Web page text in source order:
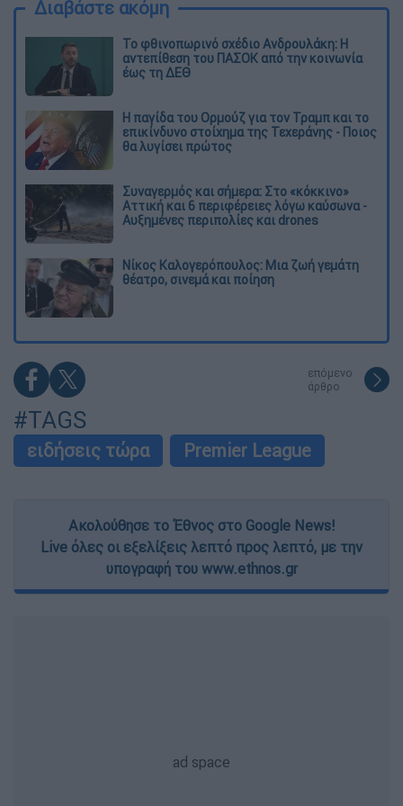
Διαβάστε ακόμη
Το φθινοπωρινό σχέδιο Ανδρουλάκη: Η
αντεπίθεση του ΠΑΣΟΚ από την κοινωνία
έως τη ΔΕΘ
Η παγίδα του Ορμούζ για τον Τραμπ και το
επικίνδυνο στοίχημα της Τεχεράνης - Ποιος
θα λυγίσει πρώτος
Συναγερμός και σήμερα: Στο «κόκκινο»
Αττική και 6 περιφέρειες λόγω καύσωνα -
Αυξημένες περιπολίες και drones
Νίκος Καλογερόπουλος: Μια ζωή γεμάτη
θέατρο, σινεμά και ποίηση
επόμενο
άρθρο
#TAGS
ειδήσεις τώρα Premier League
Ακολούθησε το Έθνος στο Google News!
Live όλες οι εξελίξεις λεπτό προς λεπτό, με την
υπογραφή του www.ethnos.gr